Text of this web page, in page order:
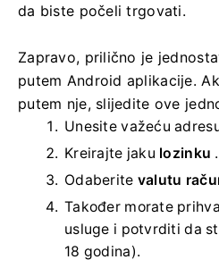
da biste počeli trgovati.
Zapravo, prilično je
putem Android aplikacije.
putem nje, slijedite ove
Unesite važeću
Kreirajte jaku lozinku .
Odaberite valutu
Također morate
usluge i potvrditi da
18 godina).